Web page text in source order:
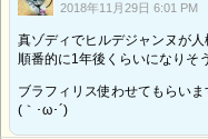
2018年11月29日 6:01 PM
真ゾディでヒルデジャンヌが人
順番的に1年後くらいになりそ
ブラフィリス使わせてもらいま
(｀･ω･´)ゞ